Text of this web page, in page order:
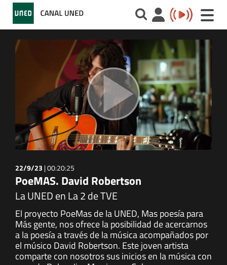
Toggle
22/9/23 |00:20:25
PoeMAS. David Robertson
La UNED en La 2 de TVE
El proyecto PoeMas de la UNED, Mas poesía para
Más gente, nos ofrece la posibilidad de acercarnos
a la poesía a través de la música acompañados por
el músico David Robertson. Este joven artista
comparte con nosotros sus inicios en la música con